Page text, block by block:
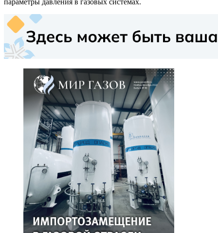
параметры давления в газовых системах.